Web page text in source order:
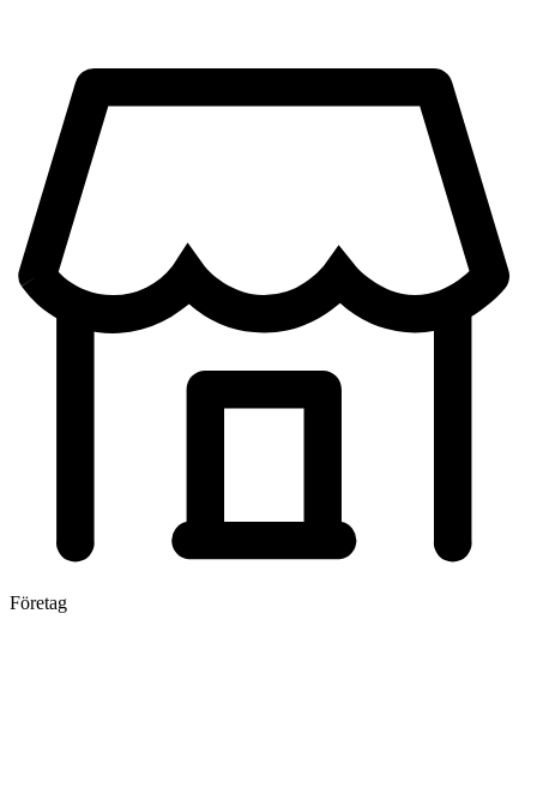
Företag